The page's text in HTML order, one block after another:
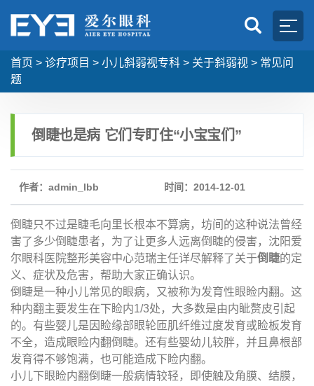
首页 > 诊疗项目 > 小儿斜弱视专科 > 关于斜弱视 > 常见问
题
倒睫也是病 它们专盯住“小宝宝们”
作者：admin_lbb 时间：2014-12-01
倒睫只不过是睫毛向里长根本不算病，坊间的这种说法曾经
害了多少倒睫患者，为了让更多人远离倒睫的侵害，沈阳爱
尔眼科医院整形美容中心范瑞主任详尽解释了关于倒睫的定
义、症状及危害，帮助大家正确认识。
倒睫是一种小儿常见的眼病，又被称为发育性眼睑内翻。这
种内翻主要发生在下睑内1/3处，大多数是由内眦赘皮引起
的。有些婴儿是因睑缘部眼轮匝肌纤维过度发育或睑板发育
不全，造成眼睑内翻倒睫。还有些婴幼儿较胖，并且鼻根部
发育得不够饱满，也可能造成下睑内翻。
小儿下眼睑内翻倒睫一般病情较轻，即使触及角膜、结膜，